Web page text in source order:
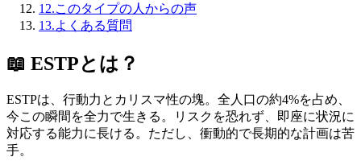
12.このタイプの人からの声
13.よくある質問
📖 ESTPとは？
ESTPは、行動力とカリスマ性の塊。全人口の約4%を占め、
今この瞬間を全力で生きる。リスクを恐れず、即座に状況に
対応する能力に長ける。ただし、衝動的で長期的な計画は苦
手。